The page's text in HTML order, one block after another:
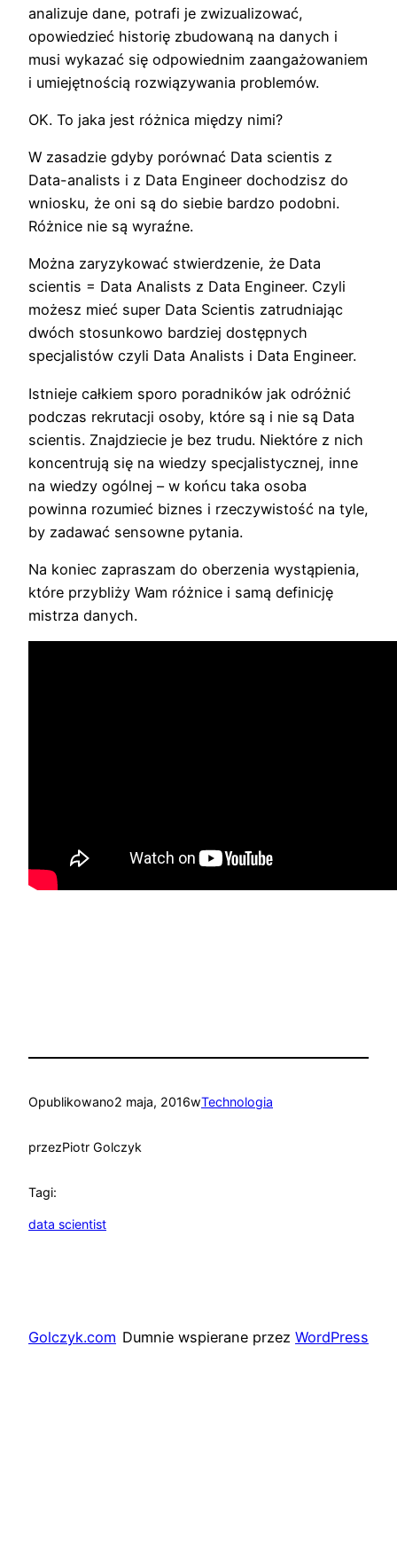
analizuje dane, potrafi je zwizualizować,
opowiedzieć historię zbudowaną na danych i
musi wykazać się odpowiednim zaangażowaniem
i umiejętnością rozwiązywania problemów.
OK. To jaka jest różnica między nimi?
W zasadzie gdyby porównać Data scientis z
Data-analists i z Data Engineer dochodzisz do
wniosku, że oni są do siebie bardzo podobni.
Różnice nie są wyraźne.
Można zaryzykować stwierdzenie, że Data
scientis = Data Analists z Data Engineer. Czyli
możesz mieć super Data Scientis zatrudniając
dwóch stosunkowo bardziej dostępnych
specjalistów czyli Data Analists i Data Engineer.
Istnieje całkiem sporo poradników jak odróżnić
podczas rekrutacji osoby, które są i nie są Data
scientis. Znajdziecie je bez trudu. Niektóre z nich
koncentrują się na wiedzy specjalistycznej, inne
na wiedzy ogólnej – w końcu taka osoba
powinna rozumieć biznes i rzeczywistość na tyle,
by zadawać sensowne pytania.
Na koniec zapraszam do oberzenia wystąpienia,
które przybliży Wam różnice i samą definicję
mistrza danych.
Opublikowano2 maja, 2016wTechnologia
przezPiotr Golczyk
Tagi:
data scientist
Golczyk.com Dumnie wspierane przez WordPress